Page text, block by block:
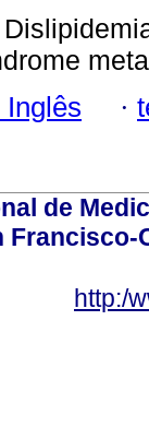
·
de
Francisco-
http:/